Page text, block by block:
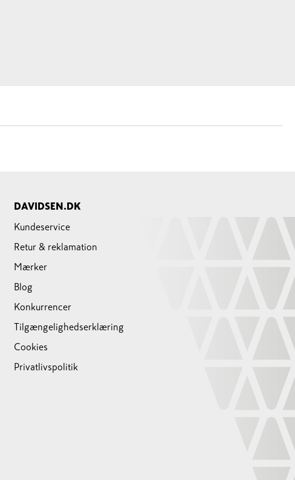
DAVIDSEN.DK
Kundeservice
Retur & reklamation
Mærker
Blog
Konkurrencer
Tilgængelighedserklæring
Cookies
Privatlivspolitik